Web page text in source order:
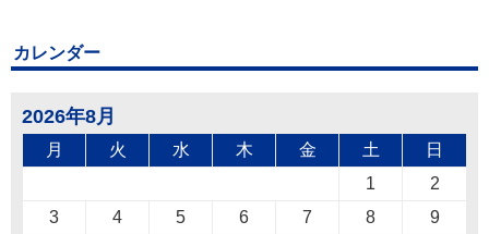
カレンダー
2026年8月
月 火 水 木 金 土 日
1
2
3
4 5 6 7 8
9